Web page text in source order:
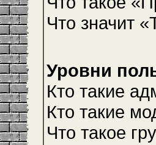
Что значит
Уровни
Кто такие
Кто такие
Что такое